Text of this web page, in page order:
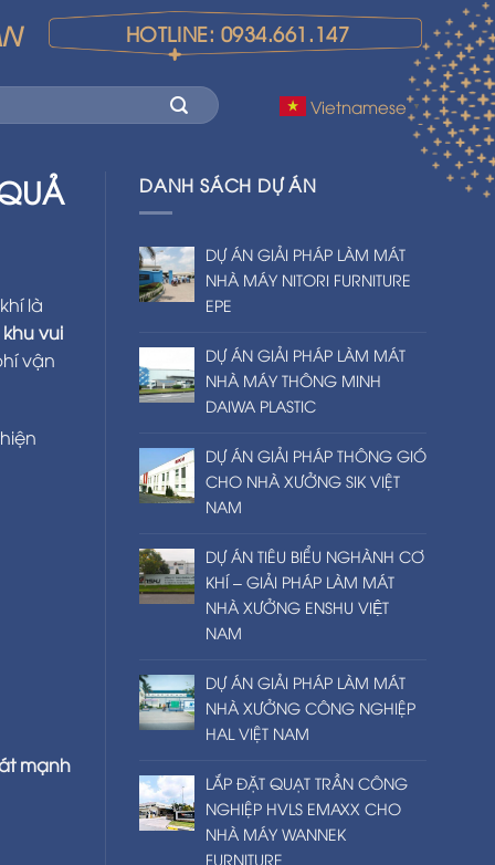
HOTLINE: 0934.661.147
Vietnamese ▼
là
vui
vận
mạnh
DANH SÁCH DỰ ÁN
DỰ ÁN GIẢI PHÁP LÀM MÁT
NHÀ MÁY NITORI FURNITURE
EPE
DỰ ÁN GIẢI PHÁP LÀM MÁT
NHÀ MÁY THÔNG MINH
DAIWA PLASTIC
DỰ ÁN GIẢI PHÁP THÔNG GIÓ
CHO NHÀ XƯỞNG SIK VIỆT
NAM
DỰ ÁN TIÊU BIỂU NGHÀNH CƠ
KHÍ – GIẢI PHÁP LÀM MÁT
NHÀ XƯỞNG ENSHU VIỆT
NAM
DỰ ÁN GIẢI PHÁP LÀM MÁT
NHÀ XƯỞNG CÔNG NGHIỆP
HAL VIỆT NAM
LẮP ĐẶT QUẠT TRẦN CÔNG
NGHIỆP HVLS EMAXX CHO
NHÀ MÁY WANNEK
FURNITURE